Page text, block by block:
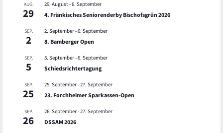
AUG.
29
29. August-6. September
4. Fränkisches Seniorenderby Bischofsgrün 2026
SEP.
2
2. September-6. September
8. Bamberger Open
SEP.
5
5. September-6. September
Schiedsrichtertagung
SEP.
25
25. September-27. September
23. Forchheimer Sparkassen-Open
SEP.
26
26. September-27. September
DSSAM 2026